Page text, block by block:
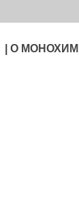
| О МОНОХИМ